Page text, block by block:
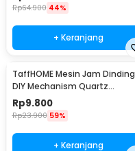
Rp64.900 44%
+ Keranjang
TaffHOME Mesin Jam Dinding
DIY Mechanism Quartz
Replacement Sparepart -
5168-S
Rp9.800
Rp23.900 59%
+ Keranjang